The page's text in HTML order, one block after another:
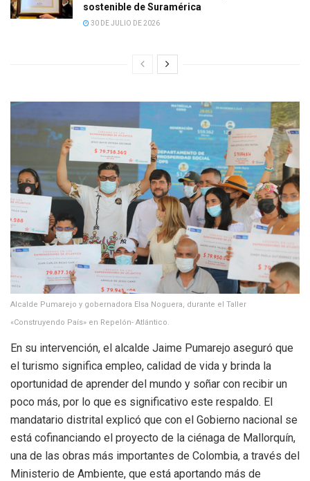
sostenible de Suramérica
30 DE JULIO DE 2026
Alcalde Pumarejo y gobernadora Elsa Noguera, durante el Taller
«Construyendo País» en Repelón- Atlántico.
En su intervención, el alcalde Jaime Pumarejo aseguró que
el turismo significa empleo, calidad de vida y brinda la
oportunidad de aprender del mundo y soñar con recibir un
poco más, por lo que es significativo este respaldo. El
mandatario distrital explicó que con el Gobierno nacional se
está cofinanciando el proyecto de la ciénaga de Mallorquín,
una de las obras más importantes de Colombia, a través del
Ministerio de Ambiente, que está aportando más de